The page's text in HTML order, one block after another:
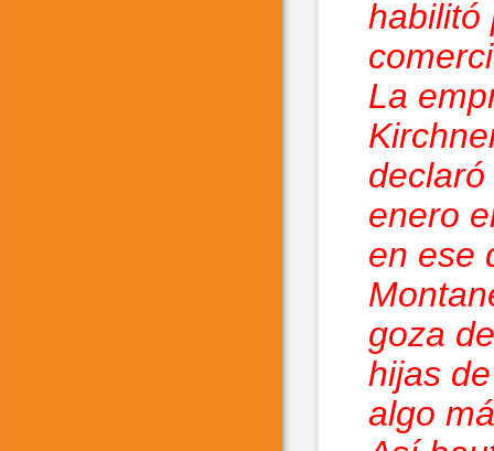
habilitó
La
enero
en ese
goza
hijas
algo